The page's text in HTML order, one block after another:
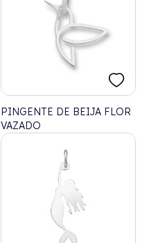
PINGENTE DE BEIJA FLOR
VAZADO